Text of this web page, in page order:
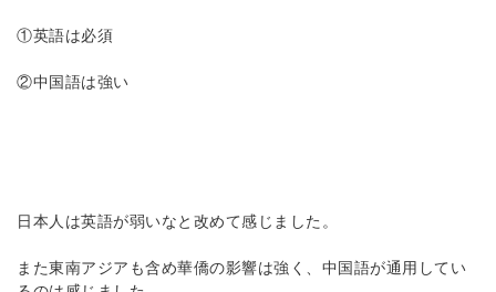
①英語は必須
②中国語は強い
日本人は英語が弱いなと改めて感じました。
また東南アジアも含め華僑の影響は強く、中国語が通用してい